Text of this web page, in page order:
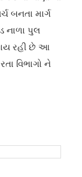
બનતા માર્ગ
નાળા પુલ
રહી છે આ
વિભાગો ને